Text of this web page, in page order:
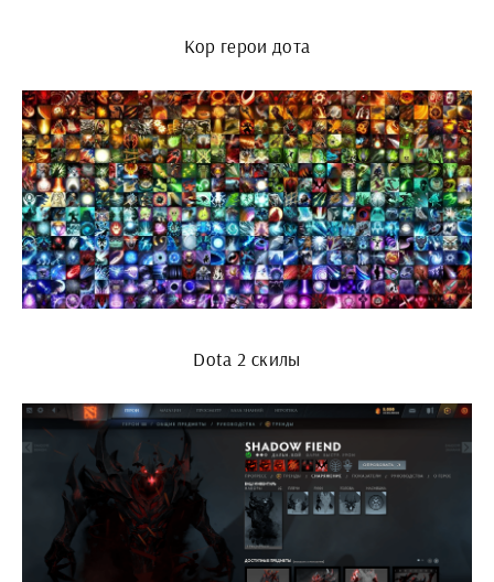
Кор герои дота
Dota 2 скилы